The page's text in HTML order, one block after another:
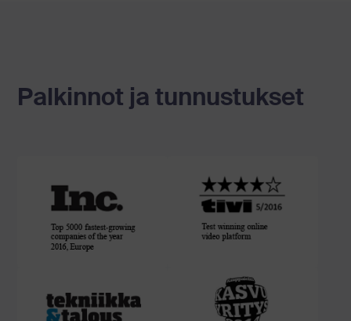
Palkinnot ja tunnustukset